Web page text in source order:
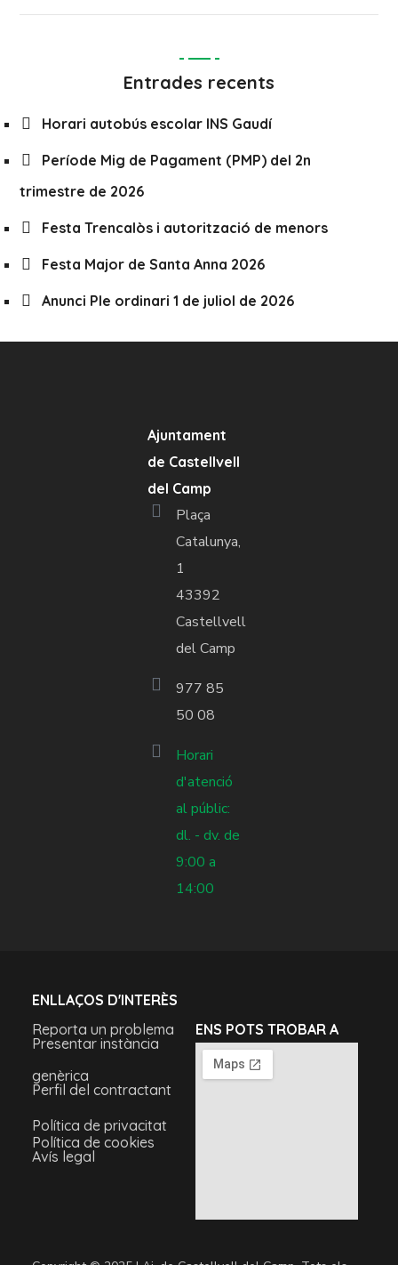
Entrades recents
Horari autobús escolar INS Gaudí
Període Mig de Pagament (PMP) del 2n
trimestre de 2026
Festa Trencalòs i autorització de menors
Festa Major de Santa Anna 2026
Anunci Ple ordinari 1 de juliol de 2026
Ajuntament
de Castellvell
del Camp
Plaça
Catalunya,
1
43392
Castellvell
del Camp
977 85
50 08
Horari
d'atenció
al públic:
dl. - dv. de
9:00 a
14:00
ENLLAÇOS D'INTERÈS
Reporta un problema
Presentar instància
genèrica
Perfil del contractant
Política de privacitat
Política de cookies
Avís legal
ENS POTS TROBAR A